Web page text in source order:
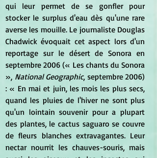
qui leur permet de se gonfler pour
stocker le surplus d'eau dès qu'une rare
averse les mouille. Le journaliste Douglas
Chadwick évoquait cet aspect lors d'un
reportage sur le désert de Sonora en
septembre 2006 (« Les chants du Sonora
», National Geographic, septembre 2006)
: « En mai et juin, les mois les plus secs,
quand les pluies de l'hiver ne sont plus
qu'un lointain souvenir pour a plupart
des plantes, le cactus saguaro se couvre
de fleurs blanches extravagantes. Leur
nectar nourrit les chauves-souris, mais